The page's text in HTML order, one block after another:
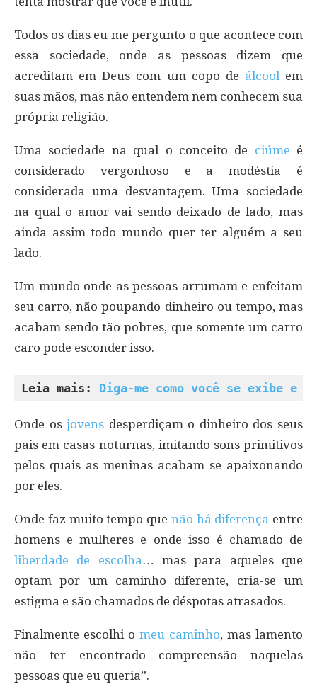
Todos os dias eu me pergunto o que acontece com
essa sociedade, onde as pessoas dizem que
acreditam em Deus com um copo de álcool em
suas mãos, mas não entendem nem conhecem sua
própria religião.
Uma sociedade na qual o conceito de ciúme é
considerado vergonhoso e a modéstia é
considerada uma desvantagem. Uma sociedade
na qual o amor vai sendo deixado de lado, mas
ainda assim todo mundo quer ter alguém a seu
lado.
Um mundo onde as pessoas arrumam e enfeitam
seu carro, não poupando dinheiro ou tempo, mas
acabam sendo tão pobres, que somente um carro
caro pode esconder isso.
Leia mais: Diga-me como você se exibe
Onde osjovens desperdiçam o dinheiro dos seus
pais em casas noturnas, imitando sons primitivos
pelos quais as meninas acabam se apaixonando
por eles.
Onde faz muito tempo que não há diferença entre
homens e mulheres e onde isso é chamado de
liberdade de escolha … mas para aqueles que
optam por um caminho diferente, cria-se um
estigma e são chamados de déspotas atrasados.
Finalmente escolhi o meu caminho, mas lamento
não ter encontrado compreensão naquelas
pessoas que eu queria”.